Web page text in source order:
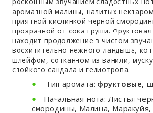
ароматной малины, налитых
приятной кислинкой черной
прозрачной от сока груши.
находит продолжение в чистом
восхитительно нежного ландыша,
шлейфом, сотканном из ванили,
стойкого сандала и гелиотропа.
Тип аромата: фруктовые,
Начальная нота: Листья
смородины, Малина, Маракуйя,